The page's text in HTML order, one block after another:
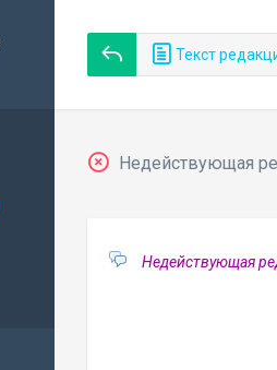
Текст
Недействующая
Недействующая